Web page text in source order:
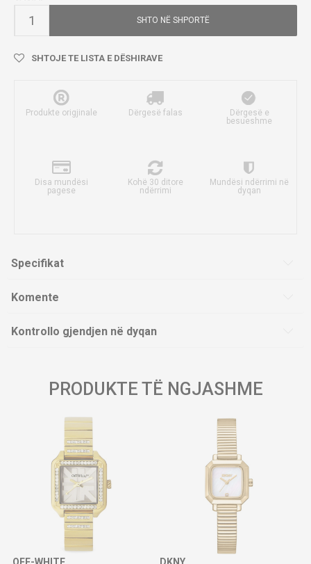
SHTO NË SHPORTË
SHTOJE TE LISTA E DËSHIRAVE
Produkte origjinale Dërgesë falas
Dërgesë e
besueshme
Disa mundësi
pagese
Kohë 30 ditore
ndërrimi
Mundësi ndërrimi në
dyqan
Specifikat
Komente
Kontrollo gjendjen në dyqan
PRODUKTE TË NGJASHME